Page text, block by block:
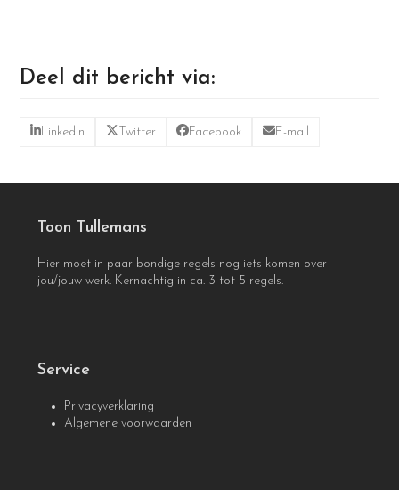
Deel dit bericht via:
LinkedIn Twitter Facebook E-mail
Toon Tullemans
Hier moet in paar bondige regels nog iets komen over
jou/jouw werk. Kernachtig in ca. 3 tot 5 regels.
Service
Privacyverklaring
Algemene voorwaarden